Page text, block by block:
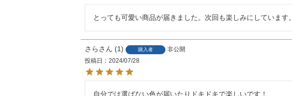
とっても可愛い商品が届きました。次回も楽しみにしています。
さら 1 購入者
非公開
投稿日
2024/07/28
自分では選ばない色が届いたりドキドキで楽しいです！